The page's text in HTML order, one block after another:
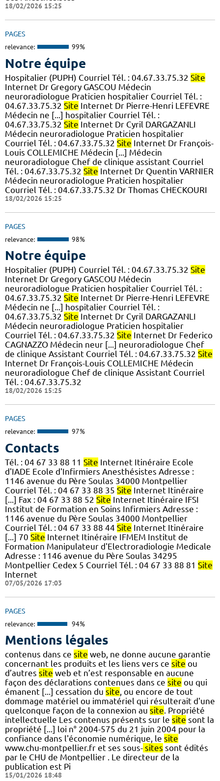
18/02/2026 15:25
PAGES
relevance: 99%
Notre équipe
Hospitalier (PUPH) Courriel Tél. : 04.67.33.75.32 Site
Internet Dr Gregory GASCOU Médecin
neuroradiologue Praticien hospitalier Courriel Tél. :
04.67.33.75.32 Site Internet Dr Pierre-Henri LEFEVRE
Médecin ne [...] hospitalier Courriel Tél. :
04.67.33.75.32 Site Internet Dr Cyril DARGAZANLI
Médecin neuroradiologue Praticien hospitalier
Courriel Tél. : 04.67.33.75.32 Site Internet Dr François-
Louis COLLEMICHE Médecin [...] Médecin
neuroradiologue Chef de clinique assistant Courriel
Tél. : 04.67.33.75.32 Site Internet Dr Quentin VARNIER
Médecin neuroradiologue Praticien hospitalier
Courriel Tél. : 04.67.33.75.32 Dr Thomas CHECKOURI
18/02/2026 15:25
PAGES
relevance: 98%
Notre équipe
Hospitalier (PUPH) Courriel Tél. : 04.67.33.75.32 Site
Internet Dr Gregory GASCOU Médecin
neuroradiologue Praticien hospitalier Courriel Tél. :
04.67.33.75.32 Site Internet Dr Pierre-Henri LEFEVRE
Médecin ne [...] hospitalier Courriel Tél. :
04.67.33.75.32 Site Internet Dr Cyril DARGAZANLI
Médecin neuroradiologue Praticien hospitalier
Courriel Tél. : 04.67.33.75.32 Site Internet Dr Federico
CAGNAZZO Médecin neur [...] neuroradiologue Chef
de clinique Assistant Courriel Tél. : 04.67.33.75.32 Site
Internet Dr François-Louis COLLEMICHE Médecin
neuroradiologue Chef de clinique Assistant Courriel
Tél. : 04.67.33.75.32
18/02/2026 15:25
PAGES
relevance: 97%
Contacts
Tél. : 04 67 33 88 11 Site Internet Itinéraire Ecole
d'IADE Ecole d'Infirmiers Anesthésistes Adresse :
1146 avenue du Père Soulas 34000 Montpellier
Courriel Tél. : 04 67 33 88 35 Site Internet Itinéraire
[...] Fax : 04 67 33 88 52 Site Internet Itinéraire IFSI
Institut de Formation en Soins Infirmiers Adresse :
1146 avenue du Père Soulas 34000 Montpellier
Courriel Tél. : 04 67 33 88 44 Site Internet Itinéraire
[...] 70 Site Internet Itinéraire IFMEM Institut de
Formation Manipulateur d'Electroradiologie Medicale
Adresse : 1146 avenue du Père Soulas 34295
Montpellier Cedex 5 Courriel Tél. : 04 67 33 88 81 Site
Internet
07/05/2026 17:03
PAGES
relevance: 94%
Mentions légales
contenus dans ce site web, ne donne aucune garantie
concernant les produits et les liens vers ce site ou
d’autres site web et n’est responsable en aucune
façon des déclarations contenues dans ce site ou qui
émanent [...] cessation du site, ou encore de tout
dommage matériel ou immatériel qui résulterait d'une
quelconque façon de la connexion au site. Propriété
intellectuelle Les contenus présents sur le site sont la
propriété [...] loi n° 2004-575 du 21 juin 2004 pour la
confiance dans l'économie numérique, le site
www.chu-montpellier.fr et ses sous- sites sont édités
par le CHU de Montpellier . Le directeur de la
publication est Pi
15/01/2026 18:48